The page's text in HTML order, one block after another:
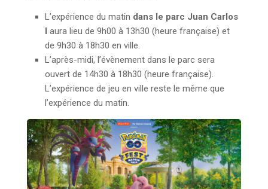
L’expérience du matin dans le parc Juan Carlos
I aura lieu de 9h00 à 13h30 (heure française) et
de 9h30 à 18h30 en ville.
L’après-midi, l’évènement dans le parc sera
ouvert de 14h30 à 18h30 (heure française).
L’expérience de jeu en ville reste le même que
l’expérience du matin.